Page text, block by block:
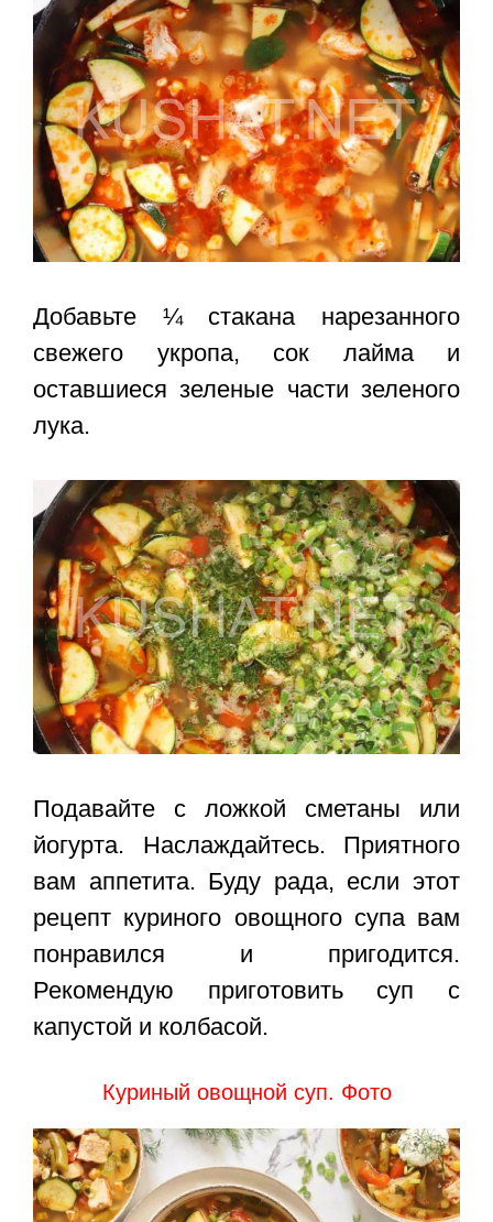
Добавьте ¼ стакана нарезанного
свежего укропа, сок лайма и
оставшиеся зеленые части зеленого
лука.
Подавайте с ложкой сметаны или
йогурта. Наслаждайтесь. Приятного
вам аппетита. Буду рада, если этот
рецепт куриного овощного супавам
понравился и пригодится.
Рекомендую приготовить суп с
капустой и колбасой.
Куриный овощной суп. Фото